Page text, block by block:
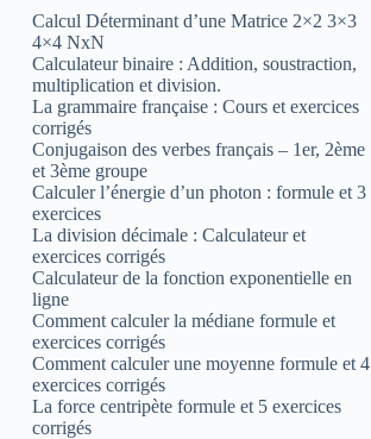
Calcul Déterminant d’une Matrice 2×2 3×3
4×4 NxN
Calculateur binaire : Addition, soustraction,
multiplication et division.
La grammaire française : Cours et exercices
corrigés
Conjugaison des verbes français – 1er, 2ème
et 3ème groupe
Calculer l’énergie d’un photon : formule et 3
exercices
La division décimale : Calculateur et
exercices corrigés
Calculateur de la fonction exponentielle en
ligne
Comment calculer la médiane formule et
exercices corrigés
Comment calculer une moyenne formule et 4
exercices corrigés
La force centripète formule et 5 exercices
corrigés